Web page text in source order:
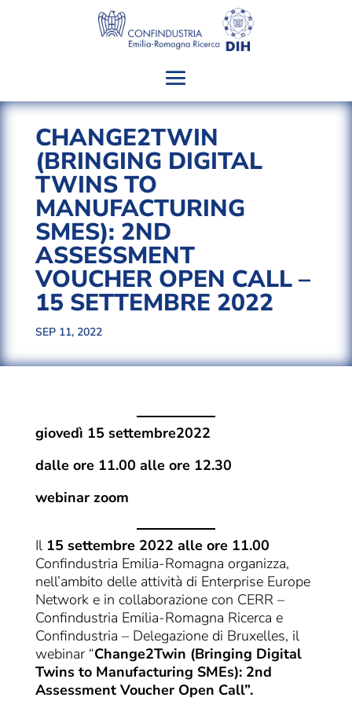
CHANGE2TWIN
(BRINGING DIGITAL
TWINS TO
MANUFACTURING
SMES): 2ND
ASSESSMENT
VOUCHER OPEN CALL –
15 SETTEMBRE 2022
SEP 11, 2022
giovedì 15 settembre2022
dalle ore 11.00 alle ore 12.30
webinar zoom
Il 15 settembre 2022 alle ore 11.00
Confindustria Emilia-Romagna organizza,
nell’ambito delle attività di Enterprise Europe
Network e in collaborazione con CERR –
Confindustria Emilia-Romagna Ricerca e
Confindustria – Delegazione di Bruxelles, il
webinar “Change2Twin (Bringing Digital
Twins to Manufacturing SMEs): 2nd
Assessment Voucher Open Call”.